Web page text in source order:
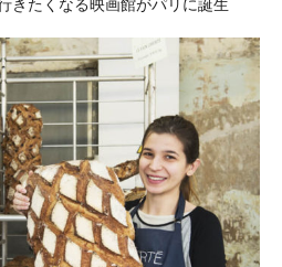
きたくなる映画館がパリに誕生